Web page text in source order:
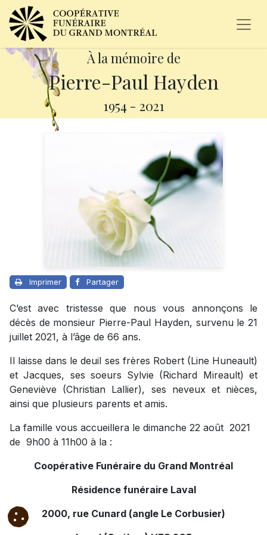
À la mémoire de
Pierre-Paul Hayden
1954 - 2021
Imprimer Partager
C’est avec tristesse que nous vous annonçons le
décès de monsieur Pierre-Paul Hayden, survenu le 21
juillet 2021, à l’âge de 66 ans.
Il laisse dans le deuil ses frères Robert (Line Huneault)
et Jacques, ses soeurs Sylvie (Richard Mireault) et
Geneviève (Christian Lallier), ses neveux et nièces,
ainsi que plusieurs parents et amis.
La famille vous accueillera le dimanche 22 août 2021
de 9h00 à 11h00 à la :
Coopérative Funéraire du Grand Montréal
Résidence funéraire Laval
2000, rue Cunard (angle Le Corbusier)